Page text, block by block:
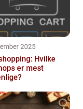
2025
Hvilke
er mest